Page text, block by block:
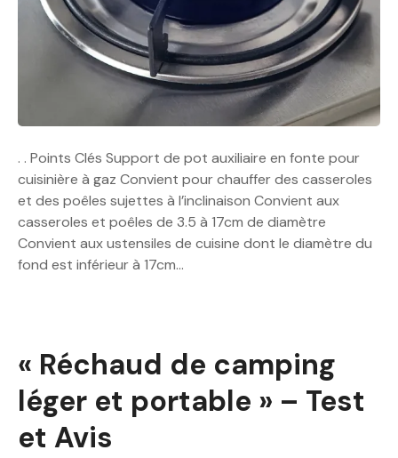
. . Points Clés Support de pot auxiliaire en fonte pour
cuisinière à gaz Convient pour chauffer des casseroles
et des poêles sujettes à l’inclinaison Convient aux
casseroles et poêles de 3.5 à 17cm de diamètre
Convient aux ustensiles de cuisine dont le diamètre du
fond est inférieur à 17cm…
« Réchaud de camping
léger et portable » – Test
et Avis